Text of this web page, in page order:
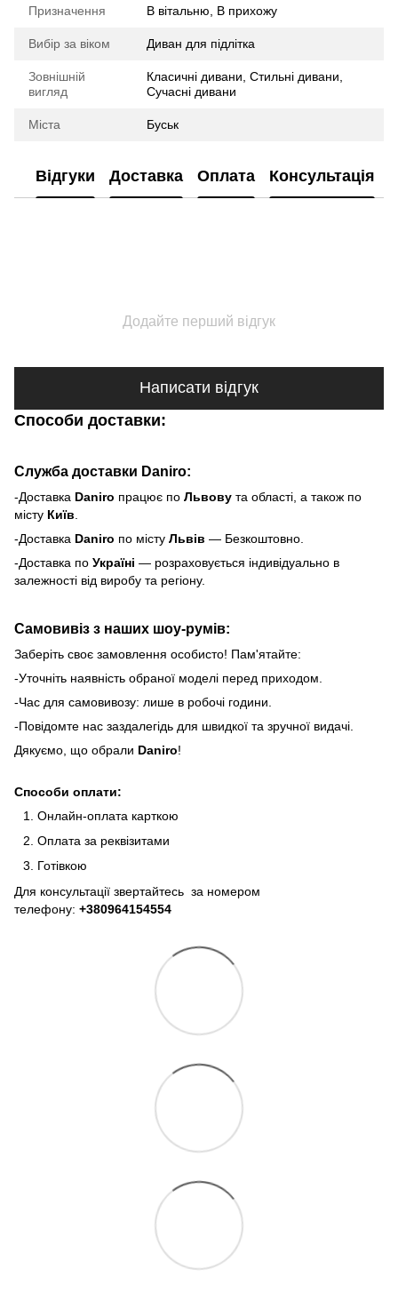
Призначення В вітальню, В прихожу
Вибір за віком Диван для підлітка
Зовнішній
вигляд
Класичні дивани, Стильні дивани,
Сучасні дивани
Міста Буськ
Відгуки Доставка Оплата Консультація
Додайте перший відгук
Написати відгук
Способи доставки:
Служба доставки Daniro:
-Доставка Daniro працює по Львову та області, а також по
місту Київ
-Доставка Daniro по місту Львів — Безкоштовно.
-Доставка по Україні — розраховується індивідуально в
залежності від виробу та регіону.
Самовивіз з наших шоу-румів:
Заберіть своє замовлення особисто! Пам'ятайте:
-Уточніть наявність обраної моделі перед приходом.
-Час для самовивозу: лише в робочі години.
-Повідомте нас заздалегідь для швидкої та зручної видачі.
Дякуємо, що обрали Daniro!
Способи оплати:
Онлайн-оплата карткою
Оплата за реквізитами
Готівкою
Для консультації звертайтесь за номером
телефону: +380964154554